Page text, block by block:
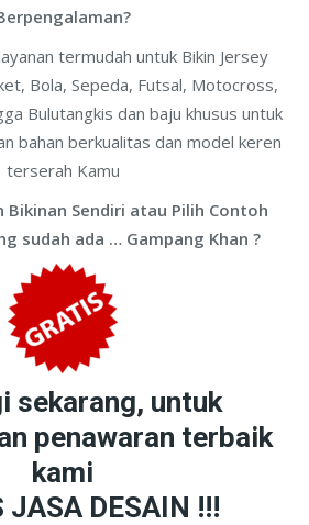
termudah untuk Bikin Jersey
Bola, Sepeda, Futsal, Motocross,
Bulutangkis dan baju khusus untuk
bahan berkualitas dan model keren
terserah Kamu
Bikinan Sendiri atau Pilih Contoh
sudah ada … Gampang Khan ?
sekarang, untuk
penawaran terbaik
kami
JASA DESAIN !!!